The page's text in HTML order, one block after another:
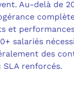
Au-delà de
et
salariés
des
SLA renforcés.